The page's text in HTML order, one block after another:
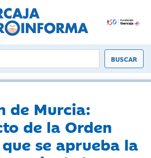
de Murcia:
de la Orden
se aprueba la